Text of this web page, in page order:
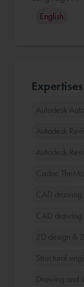
English
Expertises
Autodesk
Autodesk
Autodesk
Cadac
CAD drawing
CAD drawing
2D design &
Structural
Drawing and